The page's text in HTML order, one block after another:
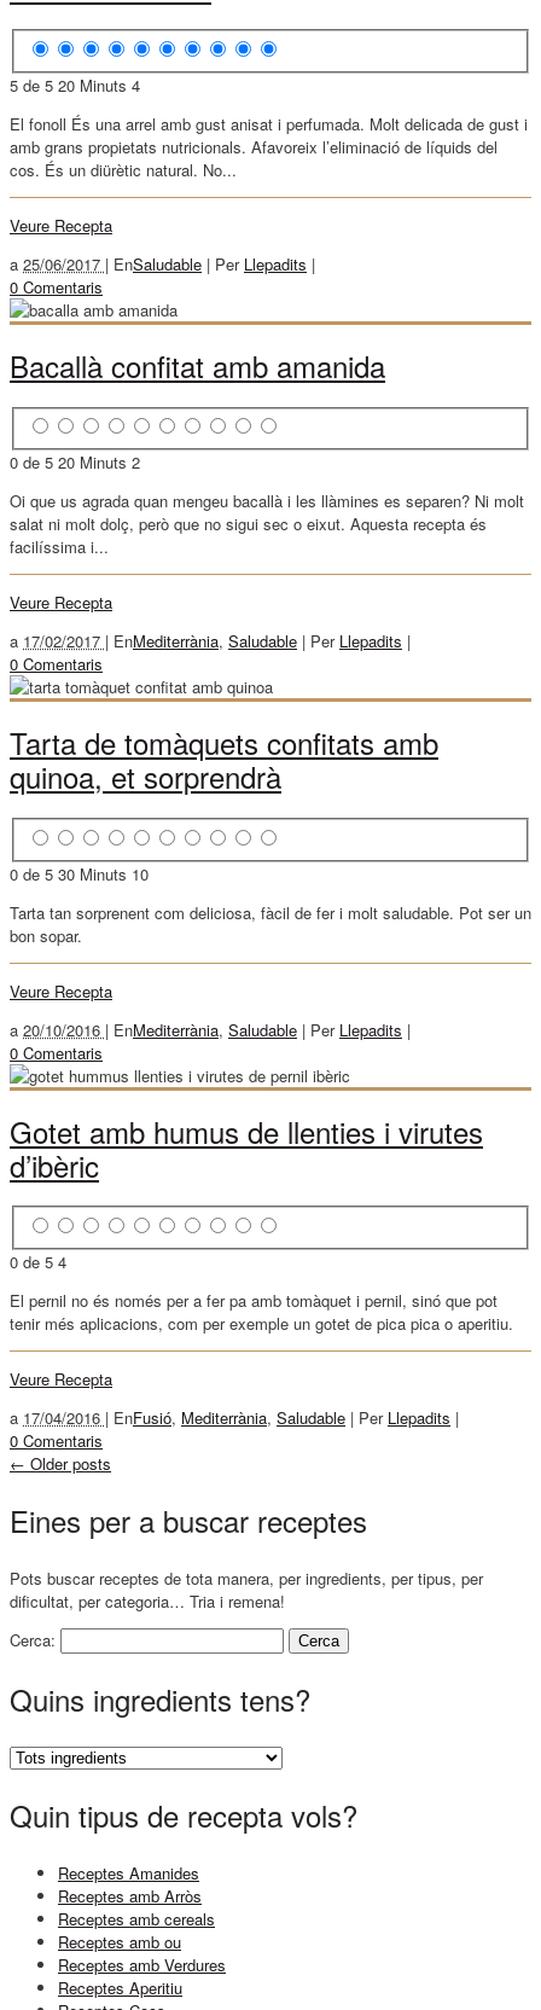
5 de 5 20 Minuts 4
El fonoll És una arrel amb gust anisat i perfumada. Molt delicada de gust i
amb grans propietats nutricionals. Afavoreix l’eliminació de líquids del
cos. És un diürètic natural. No...
Veure Recepta
a 25/06/2017 | EnSaludable | Per Llepadits |
0 Comentaris
Bacallà confitat amb amanida
0 de 5 20 Minuts 2
Oi que us agrada quan mengeu bacallà i les llàmines es separen? Ni molt
salat ni molt dolç, però que no sigui sec o eixut. Aquesta recepta és
facilíssima i...
Veure Recepta
a 17/02/2017 | EnMediterrània, Saludable | Per Llepadits |
0 Comentaris
Tarta de tomàquets confitats amb
quinoa, et sorprendrà
0 de 5 30 Minuts 10
Tarta tan sorprenent com deliciosa, fàcil de fer i molt saludable. Pot ser un
bon sopar.
Veure Recepta
a 20/10/2016 | EnMediterrània, Saludable | Per Llepadits |
0 Comentaris
Gotet amb humus de llenties i virutes
d’ibèric
0 de 5 4
El pernil no és només per a fer pa amb tomàquet i pernil, sinó que pot
tenir més aplicacions, com per exemple un gotet de pica pica o aperitiu.
Veure Recepta
a 17/04/2016 | EnFusió, Mediterrània, Saludable | Per Llepadits |
0 Comentaris
← Older posts
Eines per a buscar receptes
Pots buscar receptes de tota manera, per ingredients, per tipus, per
dificultat, per categoria… Tria i remena!
Cerca:
Quins ingredients tens?
Quin tipus de recepta vols?
Receptes Amanides
Receptes amb Arròs
Receptes amb cereals
Receptes amb ou
Receptes amb Verdures
Receptes Aperitiu